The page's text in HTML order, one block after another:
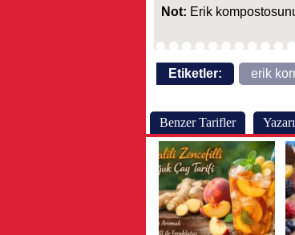
Not: Erik
Etiketler: erik
Benzer Tarifler